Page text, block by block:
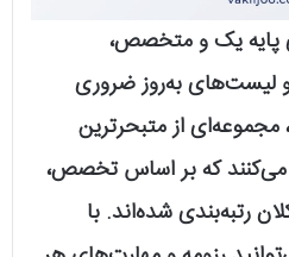
پایه یک و متخصص،
لیست‌های به‌روز ضروری
مجموعه‌ای از متبحرترین
می‌کنند که بر اساس تخصص،
رتبه‌بندی شده‌اند. با